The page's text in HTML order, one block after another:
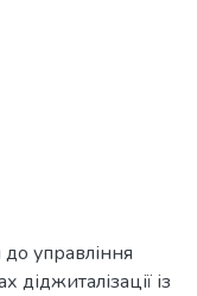
до управління
із